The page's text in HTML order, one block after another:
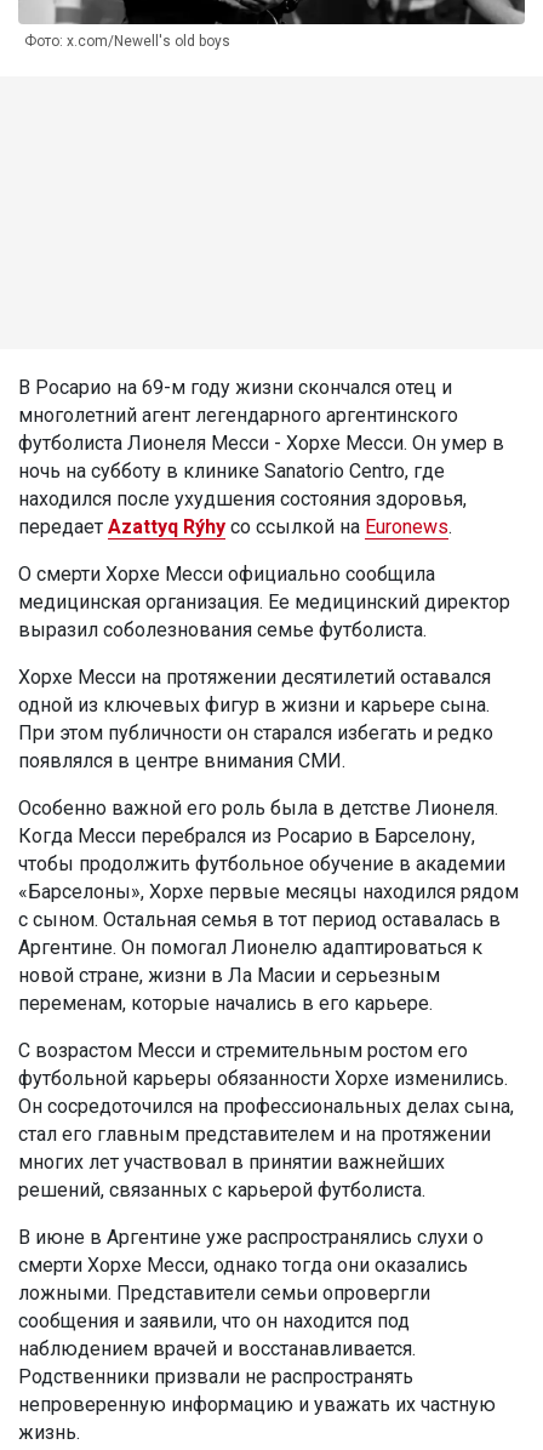
Фото: x.com/Newell's old boys
В Росарио на 69-м году жизни скончался отец и
многолетний агент легендарного аргентинского
футболиста Лионеля Месси - Хорхе Месси. Он умер в
ночь на субботу в клинике Sanatorio Centro, где
находился после ухудшения состояния здоровья,
передает Azattyq Rýhy со ссылкой на Euronews.
О смерти Хорхе Месси официально сообщила
медицинская организация. Ее медицинский директор
выразил соболезнования семье футболиста.
Хорхе Месси на протяжении десятилетий оставался
одной из ключевых фигур в жизни и карьере сына.
При этом публичности он старался избегать и редко
появлялся в центре внимания СМИ.
Особенно важной его роль была в детстве Лионеля.
Когда Месси перебрался из Росарио в Барселону,
чтобы продолжить футбольное обучение в академии
«Барселоны», Хорхе первые месяцы находился рядом
с сыном. Остальная семья в тот период оставалась в
Аргентине. Он помогал Лионелю адаптироваться к
новой стране, жизни в Ла Масии и серьезным
переменам, которые начались в его карьере.
С возрастом Месси и стремительным ростом его
футбольной карьеры обязанности Хорхе изменились.
Он сосредоточился на профессиональных делах сына,
стал его главным представителем и на протяжении
многих лет участвовал в принятии важнейших
решений, связанных с карьерой футболиста.
В июне в Аргентине уже распространялись слухи о
смерти Хорхе Месси, однако тогда они оказались
ложными. Представители семьи опровергли
сообщения и заявили, что он находится под
наблюдением врачей и восстанавливается.
Родственники призвали не распространять
непроверенную информацию и уважать их частную
жизнь.